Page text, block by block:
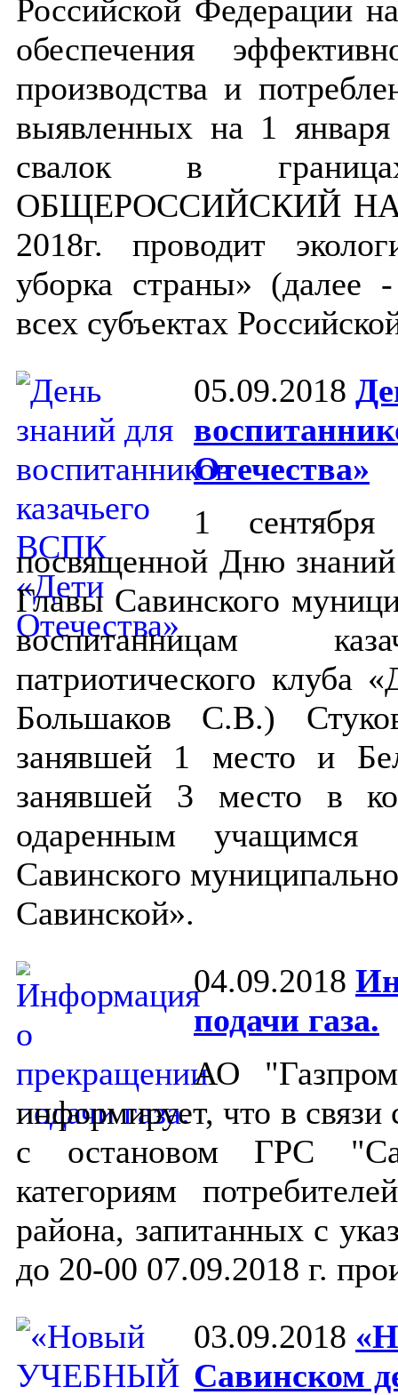
Российской Федерации
обеспечения
производства и
выявленных на 1
свалок в
ОБЩЕРОССИЙСКИЙ
2018г. проводит
уборка страны» (далее
всех субъектах
05.09.2018
Отечества»
1 сентября
посвященной Дню
Главы Савинского
воспитанницам
патриотического клуба
Большаков С.В.)
занявшей 1 место и
занявшей 3 место в
одаренным учащимся
Савинского
Савинской».
04.09.2018
подачи газа.
АО "Газпром
информирует, что в связи
с остановом ГРС
категориям
района, запитанных с
до 20-00 07.09.2018 г.
03.09.2018
Савинском